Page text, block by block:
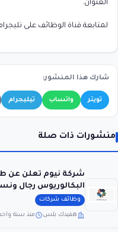
العنوان.
لمتابعة قناة الوظائف على
شارك هذا المنشور:
تويتر واتساب تيليجرام
منشورات ذات صلة
البكالوريوس رجال
وظائف شركات
هفيدك بلس منذ سنة